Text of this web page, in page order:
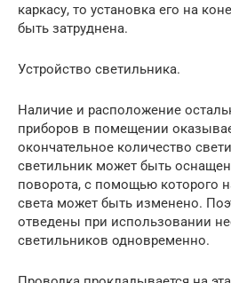
каркасу, то установка его на
быть затруднена.
Устройство светильника.
Наличие и расположение
приборов в помещении
окончательное количество
светильник может быть
поворота, с помощью которого
света может быть изменено.
отведены при использовании
светильников одновременно.